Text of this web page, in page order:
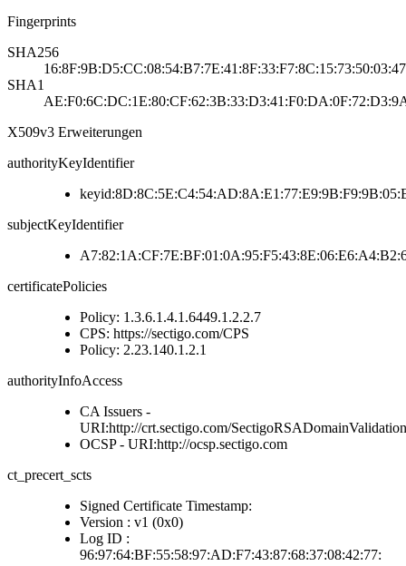
Fingerprints
SHA256
SHA1
X509v3 Erweiterungen
authorityKeyIdentifier
subjectKeyIdentifier
certificatePolicies
Policy: 1.3.6.1.4.1.6449.1.2.2.7
CPS: https://sectigo.com/CPS
Policy: 2.23.140.1.2.1
authorityInfoAccess
CA Issuers -
URI:http://crt.sectigo.com/
OCSP - URI:http://ocsp.sectigo.com
ct_precert_scts
Signed Certificate Timestamp:
Version : v1 (0x0)
Log ID :
96:97:64:BF:55:58:97:AD:F7:43:87:68:37:08:42:77: